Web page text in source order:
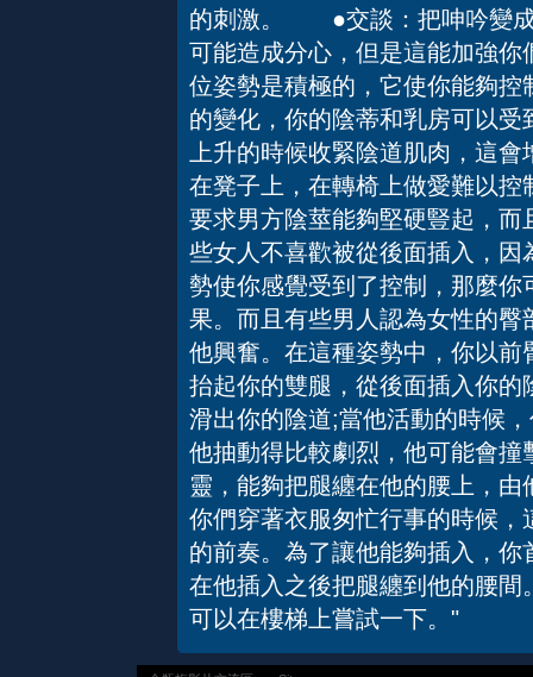
的刺激。 ●交談：把呻吟變成
可能造成分心，但是這能加強
位姿勢是積極的，它使你能夠
的變化，你的陰蒂和乳房可以
上升的時候收緊陰道肌肉，這
在凳子上，在轉椅上做愛難以
要求男方陰莖能夠堅硬豎起，
些女人不喜歡被從後面插入，
勢使你感覺受到了控制，那麼
果。而且有些男人認為女性的
他興奮。在這種姿勢中，你以
抬起你的雙腿，從後面插入你
滑出你的陰道;當他活動的時候
他抽動得比較劇烈，他可能會
靈，能夠把腿纏在他的腰上，
你們穿著衣服匆忙行事的時候
的前奏。為了讓他能夠插入，
在他插入之後把腿纏到他的腰
可以在樓梯上嘗試一下。"